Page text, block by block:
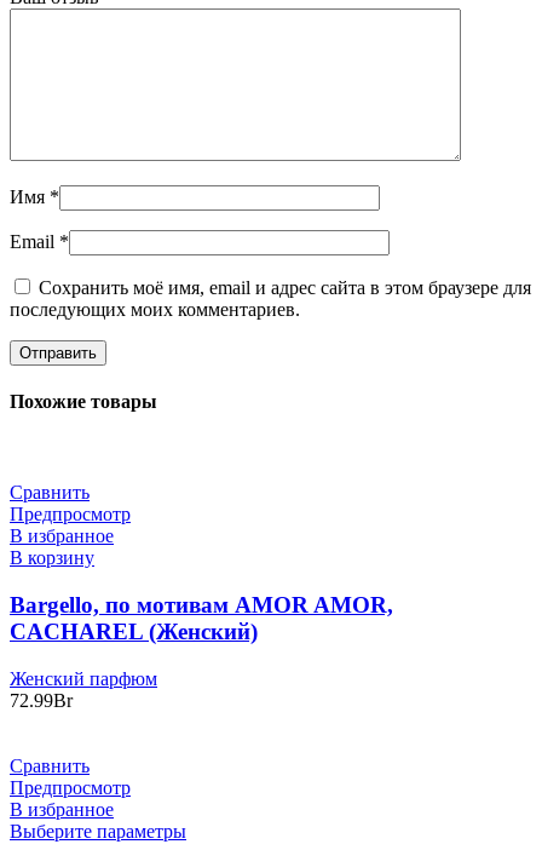
Имя *
Email *
Сохранить моё имя, email и адрес сайта в этом браузере для
последующих моих комментариев.
Похожие товары
Сравнить
Предпросмотр
В избранное
В корзину
Bargello, по мотивам AMOR AMOR,
CACHAREL (Женский)
Женский парфюм
72.99Br
Сравнить
Предпросмотр
В избранное
Выберите параметры